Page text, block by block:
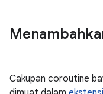
Cakupan coroutine